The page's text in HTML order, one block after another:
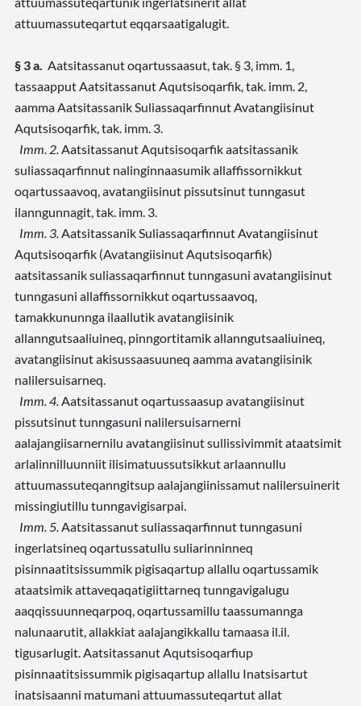
attuumassuteqartut eqqarsaatigalugit.
§ 3 a. Aatsitassanut oqartussaasut, tak. § 3, imm. 1,
tassaapput Aatsitassanut Aqutsisoqarfik, tak. imm. 2,
aamma Aatsitassanik Suliassaqarfinnut Avatangiisinut
Aqutsisoqarfik, tak. imm. 3.
Imm. 2. Aatsitassanut Aqutsisoqarfik aatsitassanik
suliassaqarfinnut nalinginnaasumik allaffissornikkut
oqartussaavoq, avatangiisinut pissutsinut tunngasut
ilanngunnagit, tak. imm. 3.
Imm. 3. Aatsitassanik Suliassaqarfinnut Avatangiisinut
Aqutsisoqarfik (Avatangiisinut Aqutsisoqarfik)
aatsitassanik suliassaqarfinnut tunngasuni avatangiisinut
tunngasuni allaffissornikkut oqartussaavoq,
tamakkununnga ilaallutik avatangiisinik
allanngutsaaliuineq, pinngortitamik allanngutsaaliuineq,
avatangiisinut akisussaasuuneq aamma avatangiisinik
nalilersuisarneq.
Imm. 4. Aatsitassanut oqartussaasup avatangiisinut
pissutsinut tunngasuni nalilersuisarnerni
aalajangiisarnernilu avatangiisinut sullissivimmit ataatsimit
arlalinnilluunniit ilisimatuussutsikkut arlaannullu
attuumassuteqanngitsup aalajangiinissamut nalilersuinerit
missingiutillu tunngavigisarpai.
Imm. 5. Aatsitassanut suliassaqarfinnut tunngasuni
ingerlatsineq oqartussatullu suliarinninneq
pisinnaatitsissummik pigisaqartup allallu oqartussamik
ataatsimik attaveqaqatigiittarneq tunngavigalugu
aaqqissuunneqarpoq, oqartussamillu taassumannga
nalunaarutit, allakkiat aalajangikkallu tamaasa il.il.
tigusarlugit. Aatsitassanut Aqutsisoqarfiup
pisinnaatitsissummik pigisaqartup allallu Inatsisartut
inatsisaanni matumani attuumassuteqartut allat